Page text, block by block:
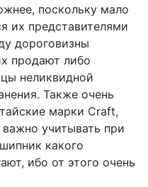
поскольку мало
их представителями
дороговизны
продают либо
неликвидной
Также очень
марки Craft,
важно учитывать при
какого
ибо от этого очень